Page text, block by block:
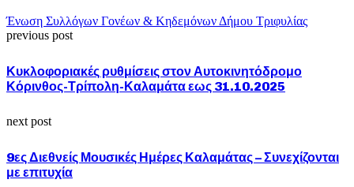
Ένωση Συλλόγων Γονέων & Κηδεμόνων Δήμου Τριφυλίας
previous post
Κυκλοφοριακές ρυθμίσεις στον Αυτοκινητόδρομο
Κόρινθος-Τρίπολη-Καλαμάτα εως 31.10.2025
next post
9ες Διεθνείς Μουσικές Ημέρες Καλαμάτας – Συνεχίζονται
με επιτυχία